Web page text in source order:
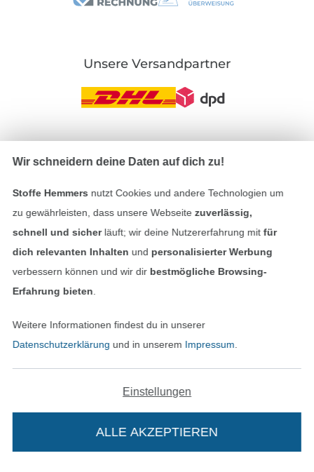
Unsere Versandpartner
Impressum
Datenschutz
Kontakt
Finde mehr Inspiration
In den deutschen Shop wechseln (aktuell
Wir schneidern deine Daten auf dich zu!
Stoffe Hemmers nutzt Cookies und andere Technologien um
zu gewährleisten, dass unsere Webseite zuverlässig,
schnell und sicherläuft; wir deine Nutzererfahrung mitfür
dich relevanten Inhalten und personalisierter Werbung
verbessern können und wir dir bestmögliche Browsing-
Erfahrung bieten
Weitere Informationen findest du in unserer
Datenschutzerklärung und in unserem Impressum
Einstellungen
ALLE AKZEPTIEREN